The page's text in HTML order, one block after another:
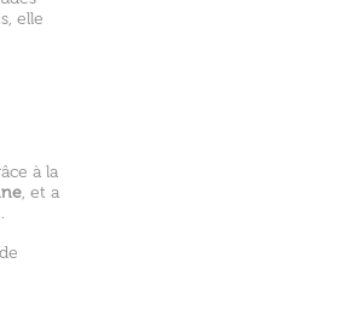
elle
à la
, et a